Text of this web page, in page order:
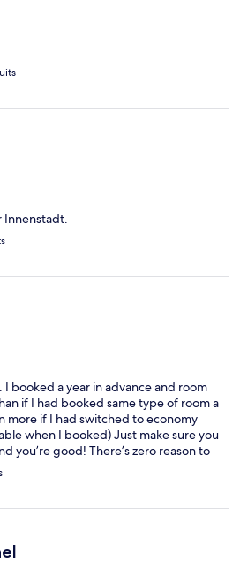
Innenstadt.
booked a year in advance and room
if I had booked same type of room a
more if I had switched to economy
when I booked) Just make sure you
you’re good! There’s zero reason to
I said this at check in they kindly
but for the same price as the big